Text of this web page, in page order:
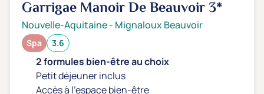
Garrigae Manoir De Beauvoir3*
Nouvelle-Aquitaine- Mignaloux Beauvoir
Spa 3.6
2 formules bien-être au choix
Petit déjeuner inclus
Accès à l'espace bien-être